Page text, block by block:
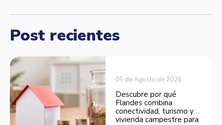
Post recientes
05 de Agosto de 2026
Descubre por qué
Flandes combina
conectividad, turismo y
vivienda campestre para